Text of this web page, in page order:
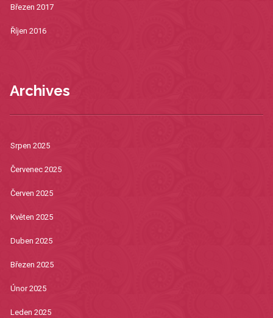
Březen 2017
Říjen 2016
Archives
Srpen 2025
Červenec 2025
Červen 2025
Květen 2025
Duben 2025
Březen 2025
Únor 2025
Leden 2025